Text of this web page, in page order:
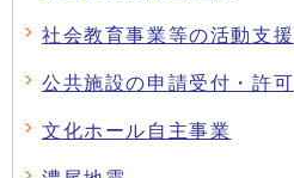
社会教育事業等の活動支援
公共施設の申請受付・許可
文化ホール自主事業